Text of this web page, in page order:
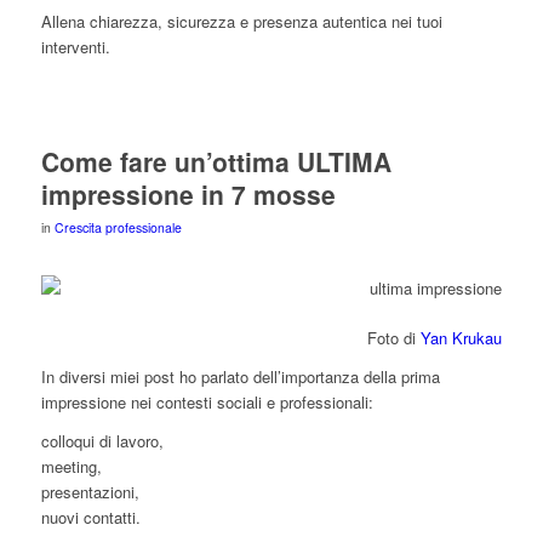
Allena chiarezza, sicurezza e presenza autentica nei tuoi
interventi.
Come fare un’ottima ULTIMA
impressione in 7 mosse
in Crescita professionale
Foto diYan Krukau
In diversi miei post ho parlato dell’importanza della prima
impressione nei contesti sociali e professionali:
colloqui di lavoro,
meeting,
presentazioni,
nuovi contatti.